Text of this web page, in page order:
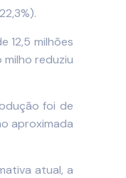
12,5 milhões
reduziu
foi de
aproximada
atual, a